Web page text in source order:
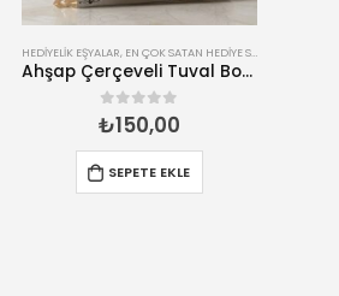
HEDIYELIK EŞYALAR, EN ÇOK SATAN HEDIYE SETLERI
Ahşap Çerçeveli Tuval Boyama Seti
0 5 üzerinden
₺150,00
SEPETE EKLE